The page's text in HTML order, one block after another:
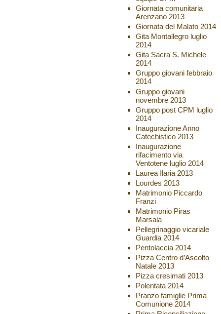
Giornata comunitaria
Arenzano 2013
Giornata del Malato 2014
Gita Montallegro luglio
2014
Gita Sacra S. Michele
2014
Gruppo giovani febbraio
2014
Gruppo giovani
novembre 2013
Gruppo post CPM luglio
2014
Inaugurazione Anno
Catechistico 2013
Inaugurazione
rifacimento via
Ventotene luglio 2014
Laurea Ilaria 2013
Lourdes 2013
Matrimonio Piccardo
Franzi
Matrimonio Piras
Marsala
Pellegrinaggio vicariale
Guardia 2014
Pentolaccia 2014
Pizza Centro d’Ascolto
Natale 2013
Pizza cresimati 2013
Polentata 2014
Pranzo famiglie Prima
Comunione 2014